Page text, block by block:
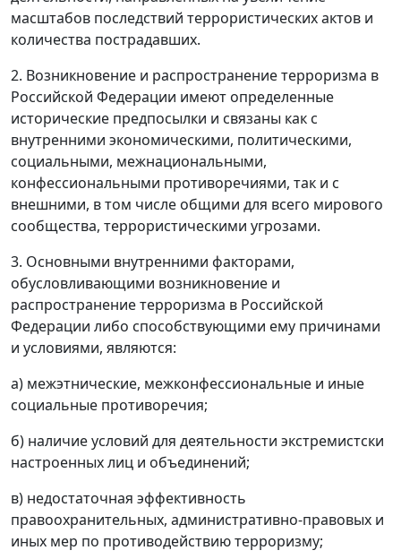
масштабов последствий террористических актов и
количества пострадавших.
2. Возникновение и распространение терроризма в
Российской Федерации имеют определенные
исторические предпосылки и связаны как с
внутренними экономическими, политическими,
социальными, межнациональными,
конфессиональными противоречиями, так и с
внешними, в том числе общими для всего мирового
сообщества, террористическими угрозами.
3. Основными внутренними факторами,
обусловливающими возникновение и
распространение терроризма в Российской
Федерации либо способствующими ему причинами
и условиями, являются:
а) межэтнические, межконфессиональные и иные
социальные противоречия;
б) наличие условий для деятельности экстремистски
настроенных лиц и объединений;
в) недостаточная эффективность
правоохранительных, административно-правовых и
иных мер по противодействию терроризму;